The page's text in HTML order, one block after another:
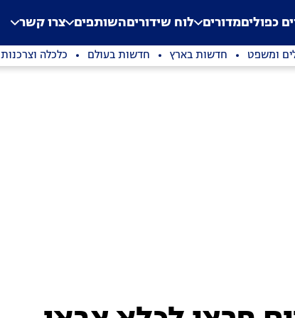
Application error: a
. כפוליםמדורים לוח שידוריםהשותפים צרו קשר
ומשפט חדשות בארץ חדשות בעולם כלכלה וצרכנות